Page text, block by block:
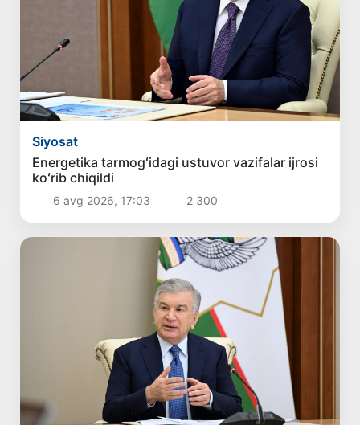
Siyosat
Energetika tarmogʻidagi ustuvor vazifalar ijrosi
koʻrib chiqildi
6 avg 2026, 17:03 2 300